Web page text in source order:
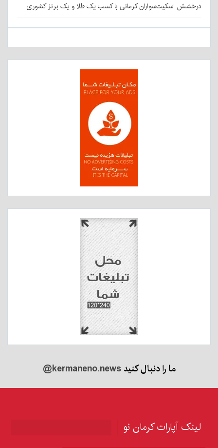
درخشش اسکیت‌سواران کرمانی با کسب یک طلا و یک برنز کشوری
ما را دنبال کنید@kermaneno.news
لینک آپارات کرمان نو